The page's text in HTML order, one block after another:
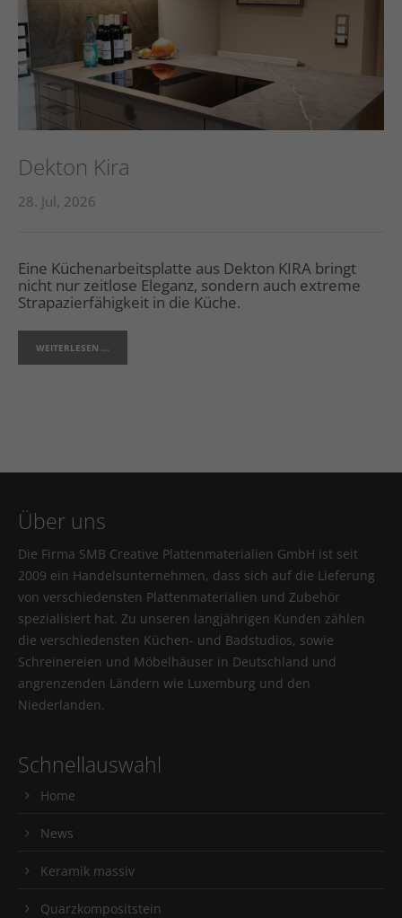
Dekton Kira
28. Jul, 2026
Eine Küchenarbeitsplatte aus Dekton KIRA bringt
nicht nur zeitlose Eleganz, sondern auch extreme
Strapazierfähigkeit in die Küche.
WEITERLESEN …
Über uns
Die Firma SMB Creative Plattenmaterialien GmbH ist seit
2009 ein Handelsunternehmen, dass sich auf die Lieferung
von verschiedensten Plattenmaterialien und Zubehör
spezialisiert hat. Zu unseren langjährigen Kunden zählen
die verschiedensten Küchen- und Badstudios, sowie
Schreinereien und Möbelhäuser in Deutschland und
angrenzenden Ländern wie Luxemburg und den
Niederlanden.
Schnellauswahl
Home
News
Keramik massiv
Quarzkompositstein